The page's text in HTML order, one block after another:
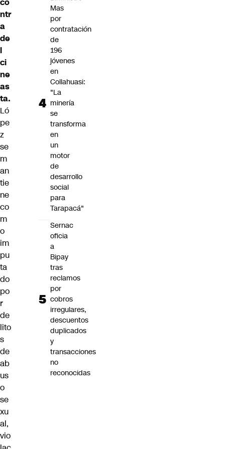
co
ntr
a
de
l
ci
ne
as
ta.
Ló
pe
z
se
m
an
tie
ne
co
m
o
im
pu
ta
do
po
r
de
lito
s
de
ab
us
o
se
xu
al,
vio
Mas
por
contratación
de
196
jóvenes
en
Collahuasi:
"La
minería
se
transforma
en
un
motor
de
desarrollo
social
para
Tarapacá"
Sernac
oficia
a
Bipay
tras
reclamos
por
cobros
irregulares,
descuentos
duplicados
y
transacciones
no
reconocidas